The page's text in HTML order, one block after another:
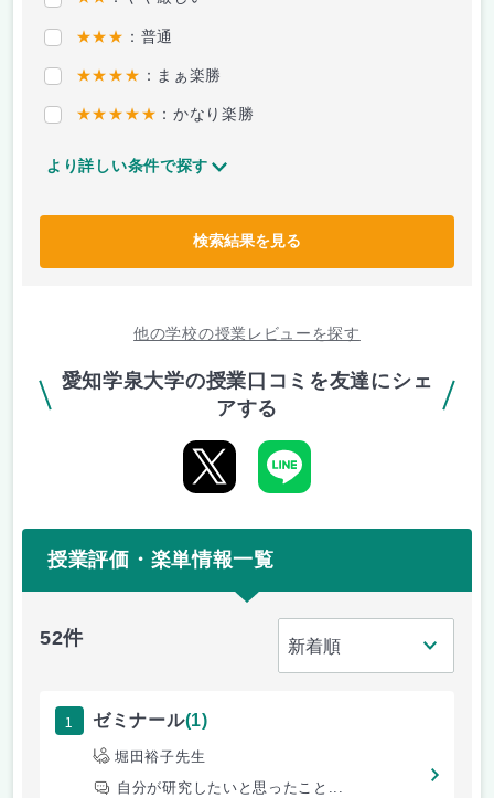
★★★ ：普通
★★★★ ：まぁ楽勝
★★★★★ ：かなり楽勝
より詳しい条件で探す
検索結果を見る
他の学校の授業レビューを探す
愛知学泉大学の授業口コミを友達にシェ
アする
授業評価・楽単情報一覧
52件
1 ゼミナール(1)
堀田裕子先生
自分が研究したいと思ったこと...